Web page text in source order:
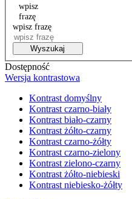
wpisz
frazę
wpisz frazę
Wyszukaj
Dostępność
Wersja kontrastowa
Kontrast domyślny
Kontrast czarno-biały
Kontrast biało-czarny
Kontrast żółto-czarny
Kontrast czarno-żółty
Kontrast czarno-zielony
Kontrast zielono-czarny
Kontrast żółto-niebieski
Kontrast niebiesko-żółty